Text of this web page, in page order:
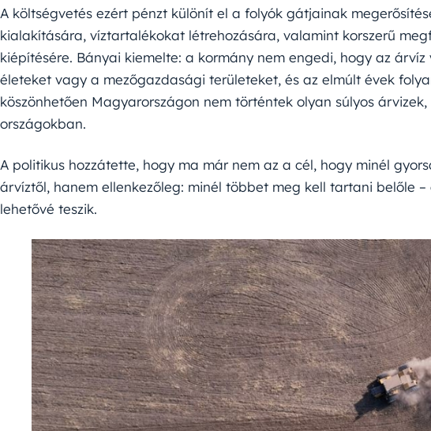
A költségvetés ezért pénzt különít el a folyók gátjainak
kialakítására, víztartalékokat létrehozására, valamint korszerű
kiépítésére. Bányai kiemelte: a kormány nem engedi, hogy az árvíz
életeket vagy a mezőgazdasági területeket, és az elmúlt évek
köszönhetően Magyarországon nem történtek olyan súlyos árvizek,
országokban.
A politikus hozzátette, hogy ma már nem az a cél, hogy minél
árvíztől, hanem ellenkezőleg: minél többet meg kell tartani belőle
lehetővé teszik.